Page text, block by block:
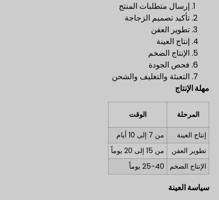
إرسال متطلبات المنتج
تأكيد تصميم الزجاجة
تطوير العفن
إنتاج العينة
الإنتاج الضخم
فحص الجودة
التعبئة والتغليف والشحن
مهلة الإنتاج
المرحلة الوقت
إنتاج العينة
من 7 إلى 10 أيام
تطوير العفن
من 15 إلى 20 يوماً
الإنتاج الضخم
25-40 يوماً
سياسة العينة